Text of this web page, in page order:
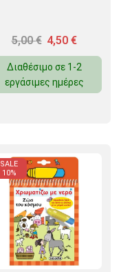
5,00€ 4,50 €
Διαθέσιμο σε 1-2
εργάσιμες ημέρες
SALE
10%